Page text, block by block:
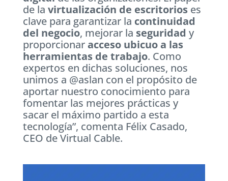
de la virtualización de escritorioses
clave para garantizar la continuidad
del negocio, mejorar la seguridad y
proporcionar acceso ubicuo a las
herramientas de trabajo. Como
expertos en dichas soluciones, nos
unimos a @aslan con el propósito de
aportar nuestro conocimiento para
fomentar las mejores prácticas y
sacar el máximo partido a esta
tecnología”, comenta Félix Casado,
CEO de Virtual Cable.